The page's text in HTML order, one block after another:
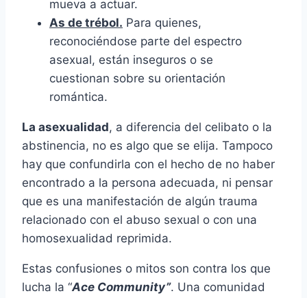
mueva a actuar.
As de trébol. Para quienes,
reconociéndose parte del espectro
asexual, están inseguros o se
cuestionan sobre su orientación
romántica.
La asexualidad, a diferencia del celibato o la
abstinencia, no es algo que se elija. Tampoco
hay que confundirla con el hecho de no haber
encontrado a la persona adecuada, ni pensar
que es una manifestación de algún trauma
relacionado con el abuso sexual o con una
homosexualidad reprimida.
Estas confusiones o mitos son contra los que
lucha la “Ace Community”. Una comunidad